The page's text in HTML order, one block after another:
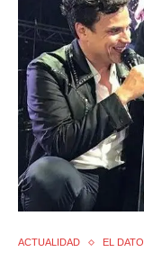
ACTUALIDAD EL DATO